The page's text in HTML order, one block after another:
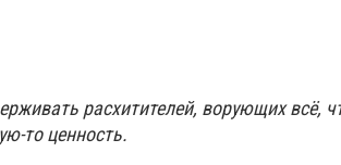
расхитителей, ворующих всё,
то ценность.